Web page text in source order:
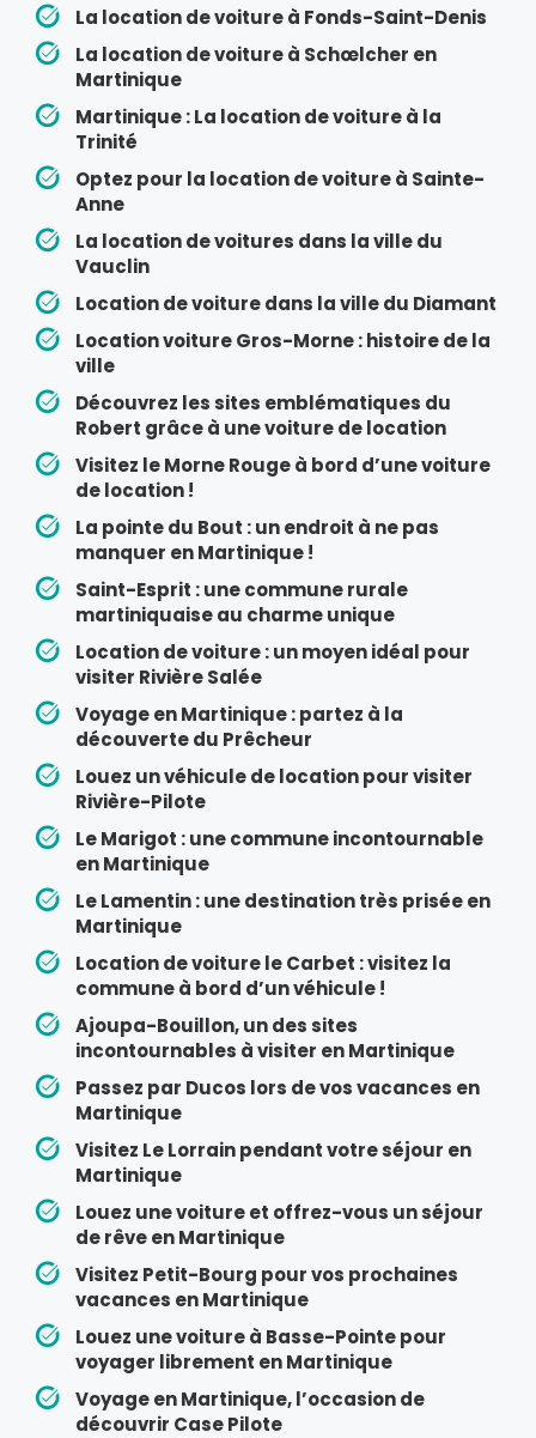
La location de voiture à Fonds-Saint-Denis
La location de voiture à Schœlcher en
Martinique
Martinique : La location de voiture à la
Trinité
Optez pour la location de voiture à Sainte-
Anne
La location de voitures dans la ville du
Vauclin
Location de voiture dans la ville du Diamant
Location voiture Gros-Morne : histoire de la
ville
Découvrez les sites emblématiques du
Robert grâce à une voiture de location
Visitez le Morne Rouge à bord d’une voiture
de location !
La pointe du Bout : un endroit à ne pas
manquer en Martinique !
Saint-Esprit : une commune rurale
martiniquaise au charme unique
Location de voiture : un moyen idéal pour
visiter Rivière Salée
Voyage en Martinique : partez à la
découverte du Prêcheur
Louez un véhicule de location pour visiter
Rivière-Pilote
Le Marigot : une commune incontournable
en Martinique
Le Lamentin : une destination très prisée en
Martinique
Location de voiture le Carbet : visitez la
commune à bord d’un véhicule !
Ajoupa-Bouillon, un des sites
incontournables à visiter en Martinique
Passez par Ducos lors de vos vacances en
Martinique
Visitez Le Lorrain pendant votre séjour en
Martinique
Louez une voiture et offrez-vous un séjour
de rêve en Martinique
Visitez Petit-Bourg pour vos prochaines
vacances en Martinique
Louez une voiture à Basse-Pointe pour
voyager librement en Martinique
Voyage en Martinique, l’occasion de
découvrir Case Pilote